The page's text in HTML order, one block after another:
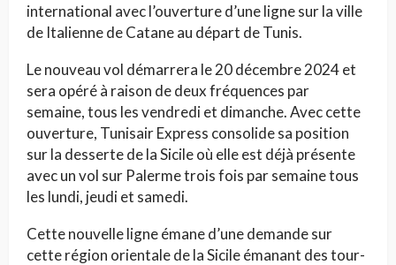
international avec l’ouverture d’une ligne sur la ville
de Italienne de Catane au départ de Tunis.
Le nouveau vol démarrera le 20 décembre 2024 et
sera opéré à raison de deux fréquences par
semaine, tous les vendredi et dimanche. Avec cette
ouverture, Tunisair Express consolide sa position
sur la desserte de la Sicile où elle est déjà présente
avec un vol sur Palerme trois fois par semaine tous
les lundi, jeudi et samedi.
Cette nouvelle ligne émane d’une demande sur
cette région orientale de la Sicile émanant des tour-